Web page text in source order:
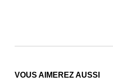
VOUS AIMEREZ AUSSI